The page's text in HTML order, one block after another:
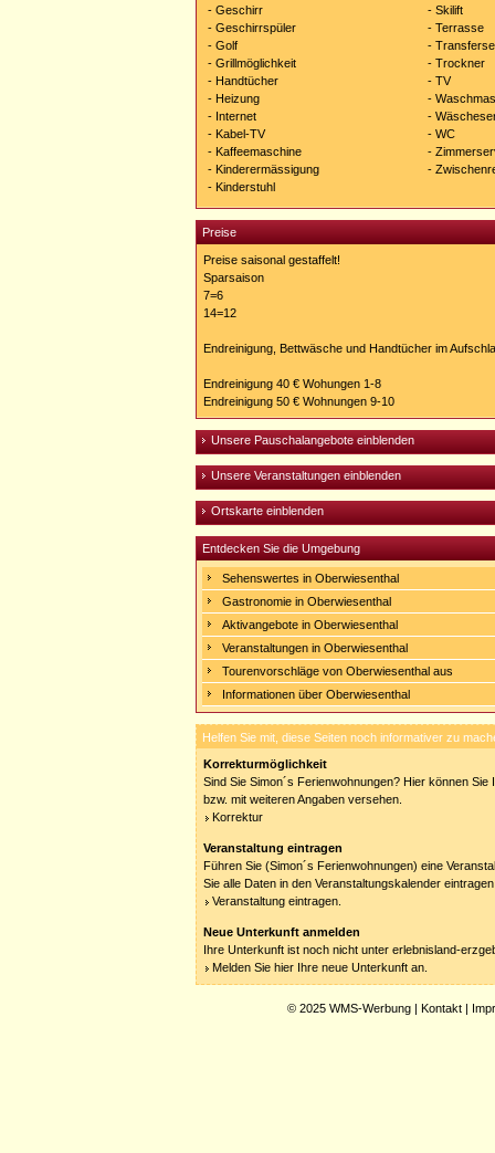
- Geschirr
- Geschirrspüler
- Golf
- Grillmöglichkeit
- Handtücher
- Heizung
- Internet
- Kabel-TV
- Kaffeemaschine
- Kinderermässigung
- Kinderstuhl
- Skilift
- Terrasse
-
- Trockner
- TV
-
-
- WC
-
-
Preise
Preise saisonal gestaffelt!
Sparsaison
7=6
14=12
Endreinigung, Bettwäsche und Handtücher im
Endreinigung 40 € Wohungen 1-8
Endreinigung 50 € Wohnungen 9-10
Unsere Pauschalangebote einblenden
Unsere Veranstaltungen einblenden
Ortskarte einblenden
Entdecken Sie die Umgebung
Sehenswertes in Oberwiesenthal
Gastronomie in Oberwiesenthal
Aktivangebote in Oberwiesenthal
Veranstaltungen in Oberwiesenthal
Tourenvorschläge von Oberwiesenthal aus
Informationen über Oberwiesenthal
Helfen Sie mit, diese Seiten noch informativer zu
Korrekturmöglichkeit
Sind Sie Simon´s Ferienwohnungen? Hier können Sie
bzw. mit weiteren Angaben versehen.
Korrektur
Veranstaltung eintragen
Führen Sie (Simon´s Ferienwohnungen) eine
Sie alle Daten in den Veranstaltungskalender
Veranstaltung eintragen.
Neue Unterkunft anmelden
Ihre Unterkunft ist noch nicht unter erlebnisland-
Melden Sie hier Ihre neue Unterkunft an.
© 2025 WMS-Werbung | Kontakt |